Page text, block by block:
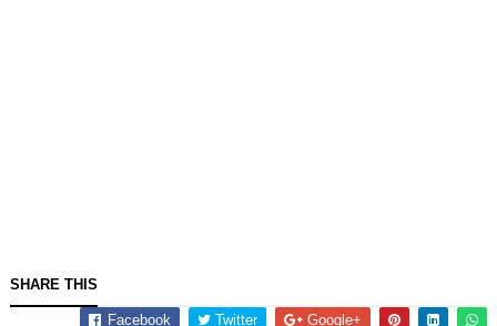
SHARE THIS
Facebook Twitter Google+